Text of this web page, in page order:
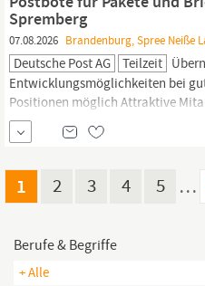
Spremberg
07.08.2026 Brandenburg, Spree Neiße
Deutsche Post AG Teilzeit
Entwicklungsmöglichkeiten bei
Positionen möglich Attraktive
arbeitgeberfinanzierte betriebliche
Fahrradleasing, Rabatte bei
Zustellerbietest Du kannst dich
1 2 3 4 5 …
Berufe & Begriffe
+ Alle